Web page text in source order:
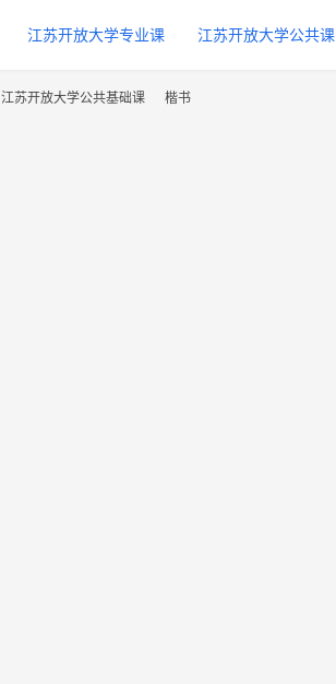
江苏开放大学专业课 江苏开放大学公共课
江苏开放大学公共基础课 楷书